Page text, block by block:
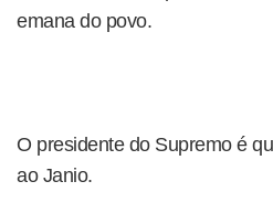
emana do povo.
O presidente do Supremo é
ao Janio.